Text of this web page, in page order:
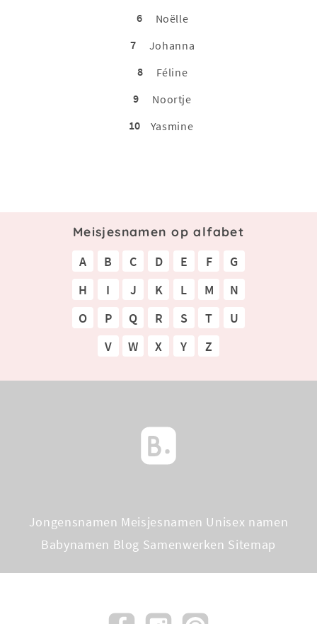
6
Noëlle
7
Johanna
8
Féline
9
Noortje
10
Yasmine
Meisjesnamen op alfabet
A B C D E F
G
H
I J K L M
N
O
P Q R S T
U
V
W X Y Z
Jongensnamen Meisjesnamen Unisex namen
Babynamen Blog Samenwerken Sitemap